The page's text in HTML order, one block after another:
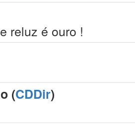
reluz é ouro !
(CDDir)